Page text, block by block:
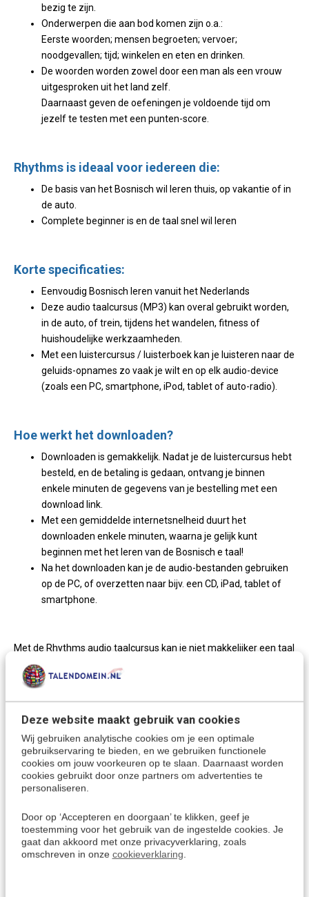
Deze website maakt gebruik van cookies
Wij gebruiken analytische cookies om je een optimale
gebruikservaring te bieden, en we gebruiken functionele
cookies om jouw voorkeuren op te slaan. Daarnaast worden
cookies gebruikt door onze partners om advertenties te
personaliseren.
Door op ‘Accepteren en doorgaan’ te klikken, geef je
toestemming voor het gebruik van de ingestelde cookies. Je
gaat dan akkoord met onze privacyverklaring, zoals
omschreven in onze cookieverklaring.
bezig te zijn.
Onderwerpen die aan bod komen zijn o.a.:
Eerste woorden; mensen begroeten; vervoer;
noodgevallen; tijd; winkelen en eten en drinken.
De woorden worden zowel door een man als een vrouw
uitgesproken uit het land zelf.
Daarnaast geven de oefeningen je voldoende tijd om
jezelf te testen met een punten-score.
Rhythms is ideaal voor iedereen die:
De basis van het Bosnisch wil leren thuis, op vakantie of in
de auto.
Complete beginner is en de taal snel wil leren
Korte specificaties:
Eenvoudig Bosnisch leren vanuit het Nederlands
Deze audio taalcursus (MP3) kan overal gebruikt worden,
in de auto, of trein, tijdens het wandelen, fitness of
huishoudelijke werkzaamheden.
Met een luistercursus / luisterboek kan je luisteren naar de
geluids-opnames zo vaak je wilt en op elk audio-device
(zoals een PC, smartphone, iPod, tablet of auto-radio).
Hoe werkt het downloaden?
Downloaden is gemakkelijk. Nadat je de luistercursus hebt
besteld, en de betaling is gedaan, ontvang je binnen
enkele minuten de gegevens van je bestelling met een
download link.
Met een gemiddelde internetsnelheid duurt het
downloaden enkele minuten, waarna je gelijk kunt
beginnen met het leren van de Bosnisch e taal!
Na het downloaden kan je de audio-bestanden gebruiken
op de PC, of overzetten naar bijv. een CD, iPad, tablet of
smartphone.
Met de Rhythms audio taalcursus kan je niet makkelijker een taal
leren!
De Bosnische taal
Met deze taalcursus leer je hetBosnisch.Bosnisch is een
Zuid-Slavische taal. Bosnisch wordt vooral gesproken in
Bosnië en Herzegovina. De naam 'Bosnië' vertaalt zich
naar 'Water' en is een perfecte weerspiegeling van het
De cursussen Bosnisch zijn met name gericht op
spreekvaardigheid en zijn daarom zeer geschikt voor
vakantiegangers maar ook zeker voor mensen die de taal
op zakelijk gebied willen gebruiken!